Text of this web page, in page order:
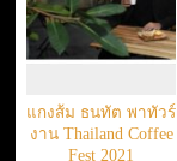
แกงส้ม ธนทัต พาทัวร์
งาน Thailand Coffee
Fest 2021